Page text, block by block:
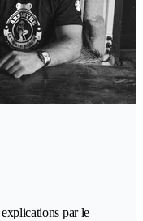
par le